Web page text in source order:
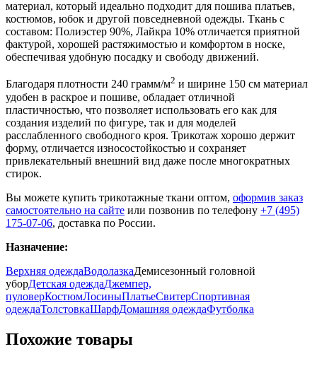
материал, который идеально подходит для пошива платьев,
костюмов, юбок и другой повседневной одежды. Ткань с
составом: Полиэстер 90%, Лайкра 10% отличается приятной
фактурой, хорошей растяжимостью и комфортом в носке,
обеспечивая удобную посадку и свободу движений.
Благодаря плотности 240 грамм/м2 и ширине 150 см материал
удобен в раскрое и пошиве, обладает отличной
пластичностью, что позволяет использовать его как для
создания изделий по фигуре, так и для моделей
расслабленного свободного кроя. Трикотаж хорошо держит
форму, отличается износостойкостью и сохраняет
привлекательный внешний вид даже после многократных
стирок.
Вы можете купить трикотажные ткани оптом, оформив заказ
самостоятельно на сайте или позвонив по телефону +7 (495)
175-07-06, доставка по России.
Назначение:
Верхняя одеждаВодолазкаДемисезонный головной
уборДетская одеждаДжемпер,
пуловерКостюмЛосиныПлатьеСвитерСпортивная
одеждаТолстовкаШарфДомашняя одеждаФутболка
Похожие товары